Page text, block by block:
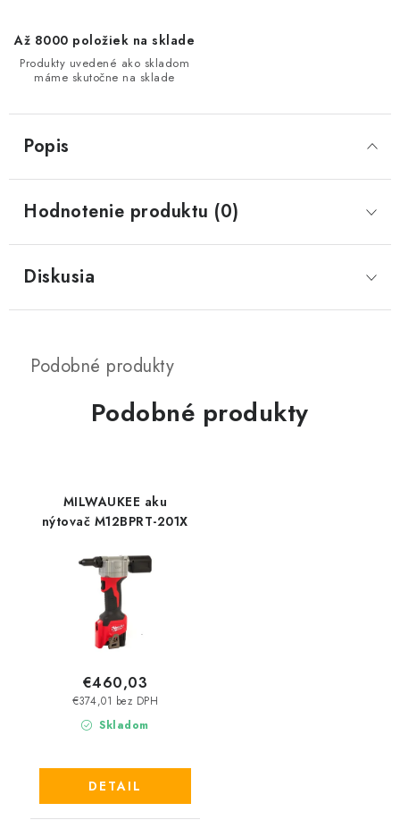
Až 8000 položiek na sklade
Produkty uvedené ako skladom
máme skutočne na sklade
Popis
Hodnotenie produktu (0)
Diskusia
Podobné produkty
MILWAUKEE aku
nýtovač M12BPRT-201X
Skladom
€374,01 bez DPH
€460,03
DETAIL